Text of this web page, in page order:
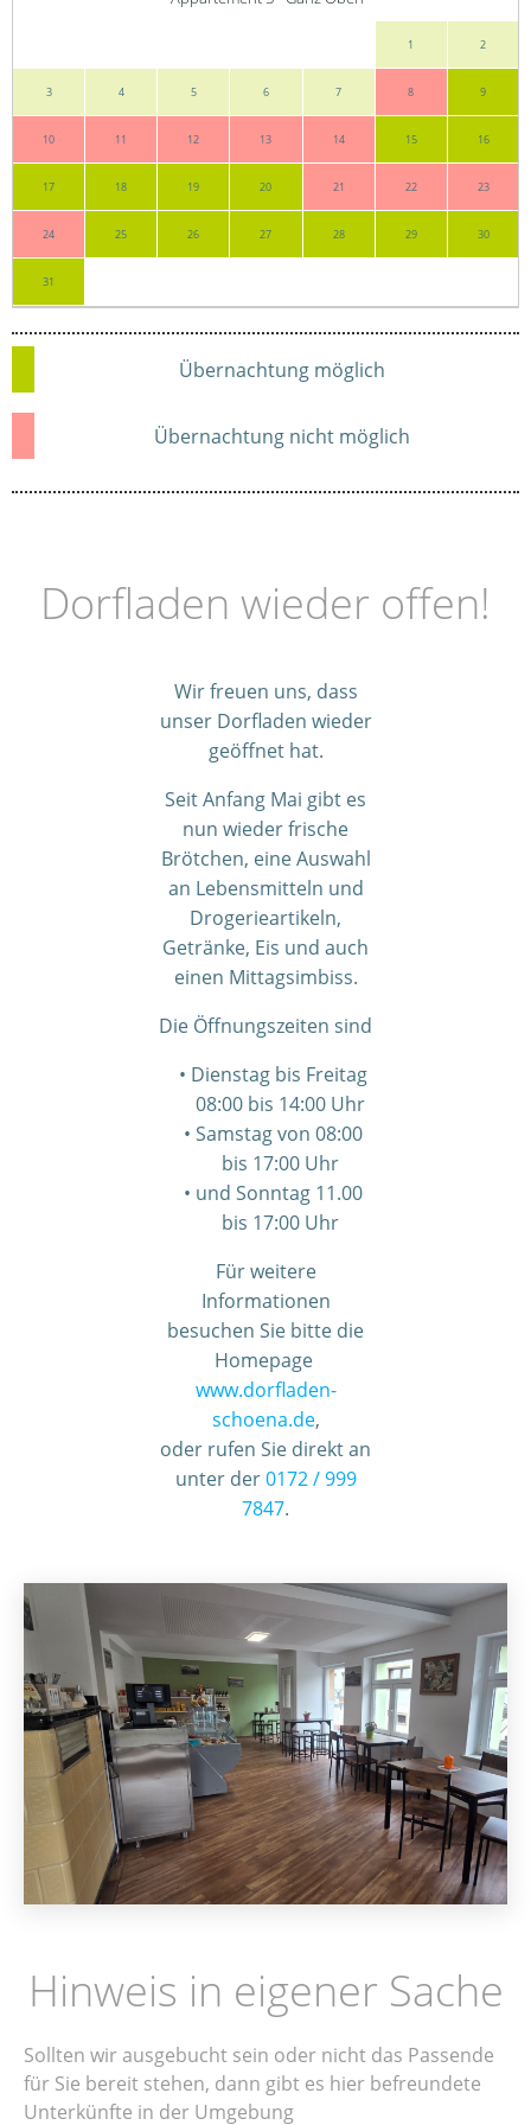
1 2
3 4 5 6 7 8 9
10 11 12 13 14 15 16
17 18 19 20 21 22 23
24 25 26 27 28 29 30
31
Übernachtung möglich
Übernachtung nicht möglich
Dorfladen wieder offen!
Wir freuen uns, dass
unser Dorfladen wieder
geöffnet hat.
Seit Anfang Mai gibt es
nun wieder frische
Brötchen, eine Auswahl
an Lebensmitteln und
Drogerieartikeln,
Getränke, Eis und auch
einen Mittagsimbiss.
Die Öffnungszeiten sind
Dienstag bis Freitag
08:00 bis 14:00 Uhr
Samstag von 08:00
bis 17:00 Uhr
und Sonntag 11.00
bis 17:00 Uhr
Für weitere
Informationen
besuchen Sie bitte die
Homepage
www.dorfladen-
schoena.de,
oder rufen Sie direkt an
unter der0172 / 999
7847.
Hinweis in eigener Sache
Sollten wir ausgebucht sein oder nicht das Passende
für Sie bereit stehen, dann gibt es hier befreundete
Unterkünfte in der Umgebung